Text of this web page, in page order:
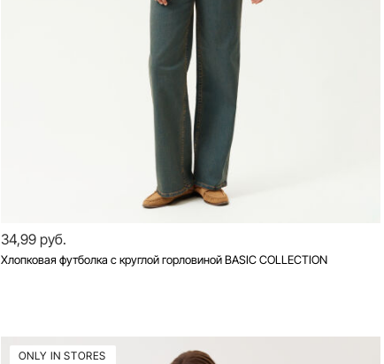
34,99 руб.
Хлопковая футболка с круглой горловиной BASIC COLLECTION
ONLY IN STORES